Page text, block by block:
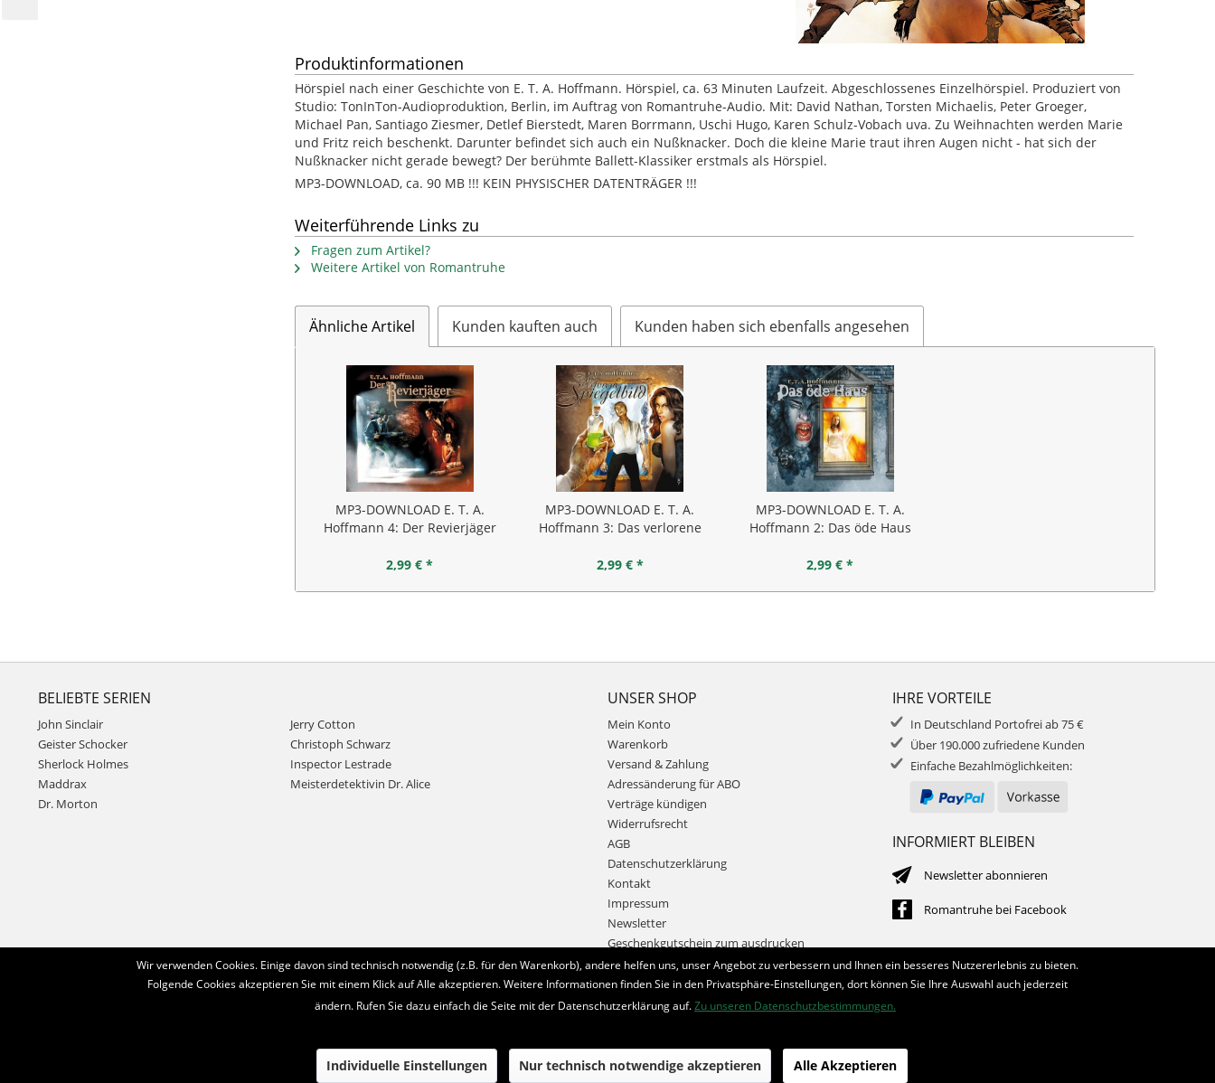
Produktinformationen
Hörspiel nach einer Geschichte von E. T. A. Hoffmann. Hörspiel, ca. 63 Minuten Laufzeit. Abgeschlossenes Einzelhörspiel. Produziert von
Studio: TonInTon-Audioproduktion, Berlin, im Auftrag von Romantruhe-Audio. Mit: David Nathan, Torsten Michaelis, Peter Groeger,
Michael Pan, Santiago Ziesmer, Detlef Bierstedt, Maren Borrmann, Uschi Hugo, Karen Schulz-Vobach uva. Zu Weihnachten werden Marie
und Fritz reich beschenkt. Darunter befindet sich auch ein Nußknacker. Doch die kleine Marie traut ihren Augen nicht - hat sich der
Nußknacker nicht gerade bewegt? Der berühmte Ballett-Klassiker erstmals als Hörspiel.
MP3-DOWNLOAD, ca. 90 MB !!! KEIN PHYSISCHER DATENTRÄGER !!!
Weiterführende Links zu
Fragen zum Artikel?
Weitere Artikel von Romantruhe
Ähnliche Artikel Kunden kauften auch Kunden haben sich ebenfalls angesehen
MP3-DOWNLOAD E. T. A.
Hoffmann 4: Der Revierjäger
2,99 € *
MP3-DOWNLOAD E. T. A.
Hoffmann 3: Das verlorene
2,99 € *
MP3-DOWNLOAD E. T. A.
Hoffmann 2: Das öde Haus
2,99 € *
BELIEBTE SERIEN
John Sinclair
Geister Schocker
Sherlock Holmes
Maddrax
Dr. Morton
Jerry Cotton
Christoph Schwarz
Inspector Lestrade
Meisterdetektivin Dr. Alice
UNSER SHOP
Mein Konto
Warenkorb
Versand & Zahlung
Adressänderung für ABO
Verträge kündigen
Widerrufsrecht
AGB
Datenschutzerklärung
Kontakt
Impressum
Newsletter
Geschenkgutschein zum ausdrucken
IHRE VORTEILE
In Deutschland Portofrei ab 75 €
Über 190.000 zufriedene Kunden
Einfache Bezahlmöglichkeiten:
INFORMIERT BLEIBEN
Newsletter abonnieren
Romantruhe bei Facebook
Bestellung widerrufen
© 2016-2022 Romantruhe - Buchversand, Joachim Otto
Wir verwenden Cookies. Einige davon sind technisch notwendig (z.B. für den Warenkorb), andere helfen uns, unser Angebot zu verbessern und Ihnen ein besseres Nutzererlebnis zu bieten.
Folgende Cookies akzeptieren Sie mit einem Klick auf Alle akzeptieren. Weitere Informationen finden Sie in den Privatsphäre-Einstellungen, dort können Sie Ihre Auswahl auch jederzeit
ändern. Rufen Sie dazu einfach die Seite mit der Datenschutzerklärung auf.Zu unseren Datenschutzbestimmungen.
Individuelle Einstellungen Nur technisch notwendige akzeptieren Alle Akzeptieren